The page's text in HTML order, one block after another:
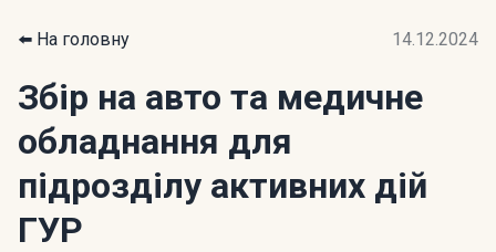
⬅️ На головну 14.12.2024
Збір на авто та медичне
обладнання для
підрозділу активних дій
ГУР